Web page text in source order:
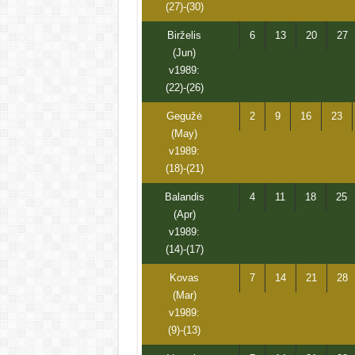
(27)-(30)
Birželis
(Jun)
v1989:
(22)-(26)
6 13 20 27
Gegužė
(May)
v1989:
(18)-(21)
2 9 16 23
Balandis
(Apr)
v1989:
(14)-(17)
4 11 18 25
Kovas
(Mar)
v1989:
(9)-(13)
7 14 21 28